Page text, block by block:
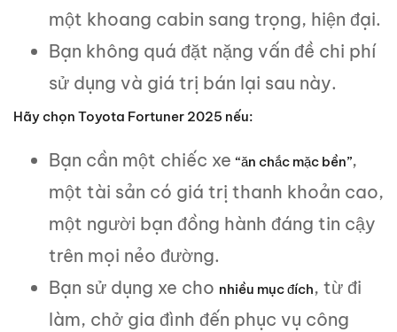
một khoang cabin sang trọng, hiện đại.
Bạn không quá đặt nặng vấn đề chi phí
sử dụng và giá trị bán lại sau này.
Hãy chọn Toyota Fortuner 2025 nếu:
Bạn cần một chiếc xe“ăn chắc mặc bền”,
một tài sản có giá trị thanh khoản cao,
một người bạn đồng hành đáng tin cậy
trên mọi nẻo đường.
Bạn sử dụng xe cho nhiều mục đích, từ đi
làm, chở gia đình đến phục vụ công